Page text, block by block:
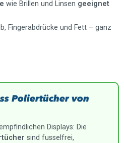
wie Brillen und Linsen geeignet
Fingerabdrücke und Fett – ganz
Poliertücher von
Displays: Die
sind fusselfrei,